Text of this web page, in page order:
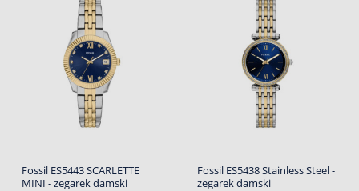
Fossil ES5443 SCARLETTE
MINI - zegarek damski
Fossil ES5438 Stainless Steel -
zegarek damski